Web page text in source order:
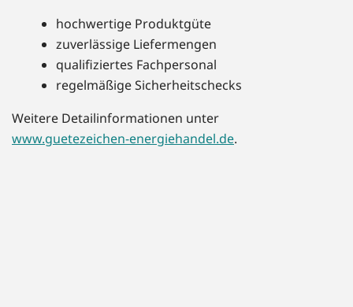
hochwertige Produktgüte
zuverlässige Liefermengen
qualifiziertes Fachpersonal
regelmäßige Sicherheitschecks
Weitere Detailinformationen unter
www.guetezeichen-energiehandel.de.